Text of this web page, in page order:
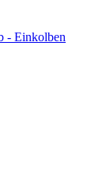
- Einkolben